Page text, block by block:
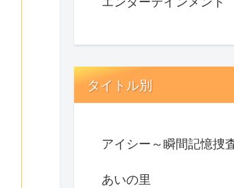
タイトル別
アイシー～瞬間記憶捜
あいの里